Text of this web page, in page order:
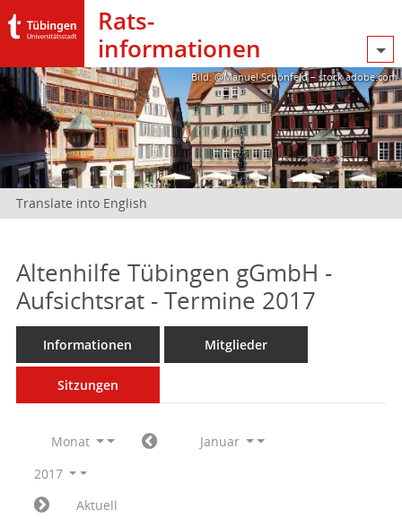
Rats­
informationen
Bild: @Manuel Schönfeld – stock.adobe.com
Translate into English
Altenhilfe Tübingen gGmbH -
Aufsichtsrat - Termine 2017
Informationen Mitglieder
Sitzungen
Monat
Januar
2017
Aktuell